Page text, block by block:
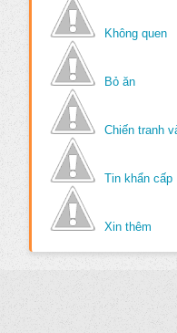
Không quen
Bỏ ăn
Chiến tranh
Tin khẩn cấp
Xin thêm